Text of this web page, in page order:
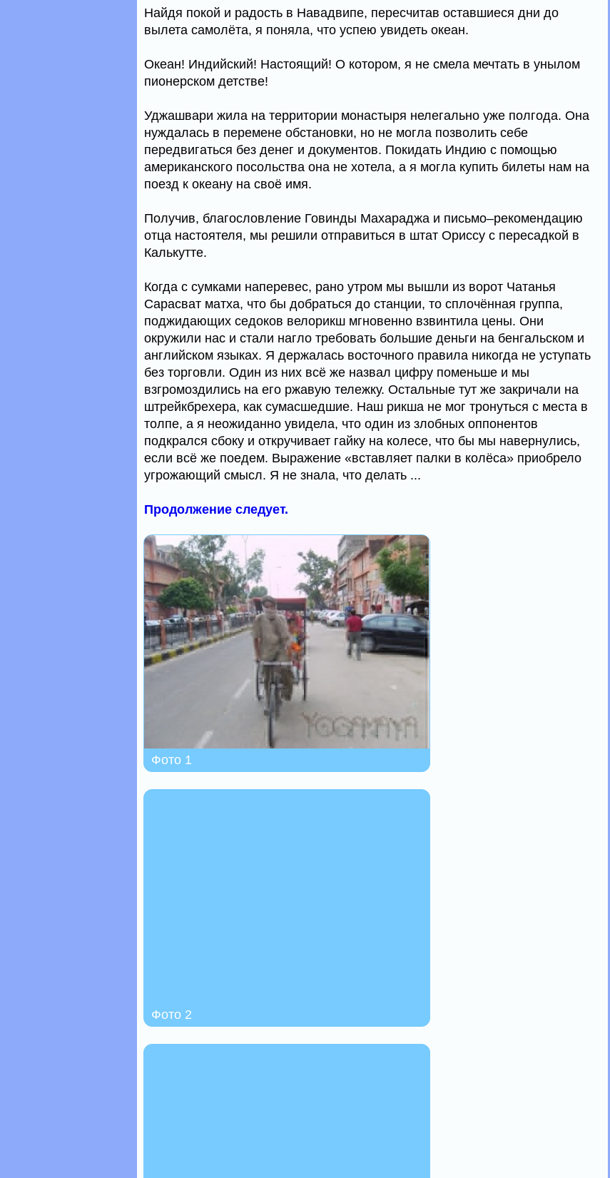
Найдя покой и радость в Навадвипе, пересчитав оставшиеся дни до
вылета самолёта, я поняла, что успею увидеть океан.
Океан! Индийский! Настоящий! О котором, я не смела мечтать в унылом
пионерском детстве!
Уджашвари жила на территории монастыря нелегально уже полгода. Она
нуждалась в перемене обстановки, но не могла позволить себе
передвигаться без денег и документов. Покидать Индию с помощью
американского посольства она не хотела, а я могла купить билеты нам на
поезд к океану на своё имя.
Получив, благословление Говинды Махараджа и письмо–рекомендацию
отца настоятеля, мы решили отправиться в штат Ориссу с пересадкой в
Калькутте.
Когда с сумками наперевес, рано утром мы вышли из ворот Чатанья
Сарасват матха, что бы добраться до станции, то сплочённая группа,
поджидающих седоков велорикш мгновенно взвинтила цены. Они
окружили нас и стали нагло требовать большие деньги на бенгальском и
английском языках. Я держалась восточного правила никогда не уступать
без торговли. Один из них всё же назвал цифру поменьше и мы
взгромоздились на его ржавую тележку. Остальные тут же закричали на
штрейкбрехера, как сумасшедшие. Наш рикша не мог тронуться с места в
толпе, а я неожиданно увидела, что один из злобных оппонентов
подкрался сбоку и откручивает гайку на колесе, что бы мы навернулись,
если всё же поедем. Выражение «вставляет палки в колёса» приобрело
угрожающий смысл. Я не знала, что делать ...
Продолжение следует.
Фото 1
Фото 2